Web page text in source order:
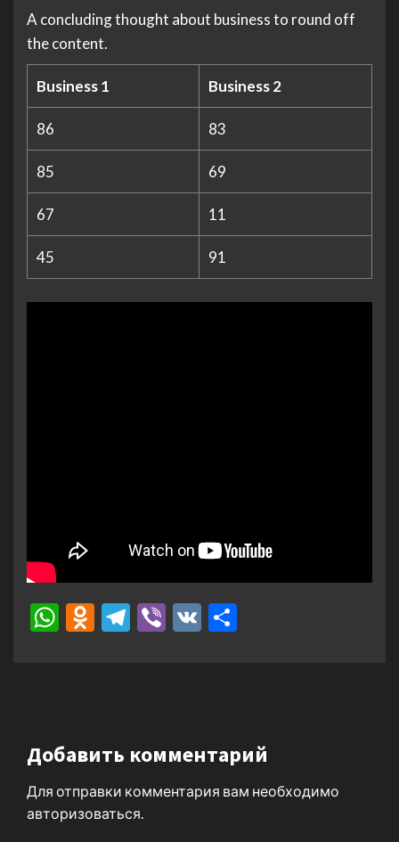
A concluding thought about business to round off
the content.
Business 1 Business 2
86 83
85 69
67 11
45 91
WhatsApp
Odnoklassniki
Telegram
Viber
VK
Добавить комментарий
Для отправки комментария вам необходимо
авторизоваться